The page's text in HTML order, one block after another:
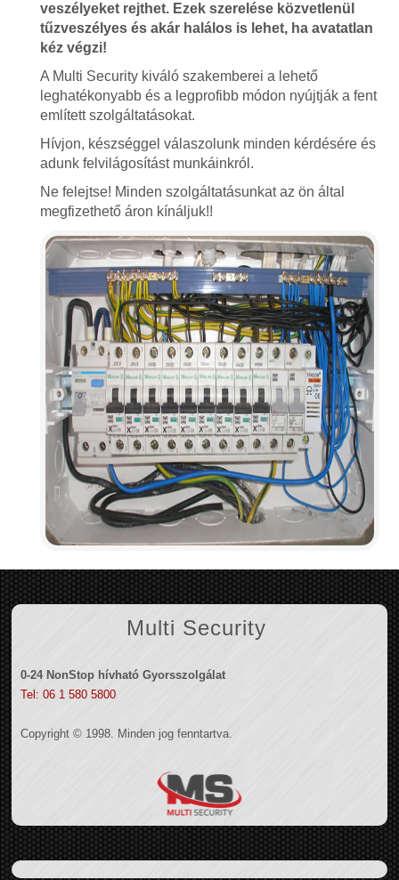
veszélyeket rejthet. Ezek szerelése közvetlenül
tűzveszélyes és akár halálos is lehet, ha avatatlan
kéz végzi!
A Multi Security kiváló szakemberei a lehető
leghatékonyabb és a legprofibb módon nyújtják a fent
említett szolgáltatásokat.
Hívjon, készséggel válaszolunk minden kérdésére és
adunk felvilágosítást munkáinkról.
Ne felejtse! Minden szolgáltatásunkat az ön által
megfizethető áron kínáljuk!!
Multi Security
0-24 NonStop hívható Gyorsszolgálat
Tel: 06 1 580 5800
Copyright © 1998. Minden jog fenntartva.